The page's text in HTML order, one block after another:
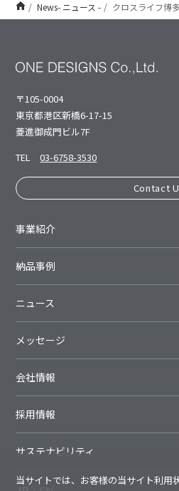
News- ニュース - クロスライフ博
〒105-0004
東京都港区新橋6-17-15
菱進御成⾨ビル7F
TEL
03-6758-3530
Contact
事業紹介
納品事例
ニュース
メッセージ
会社情報
採用情報
サステナビリティ
当サイトでは、お客様の当サイト利用